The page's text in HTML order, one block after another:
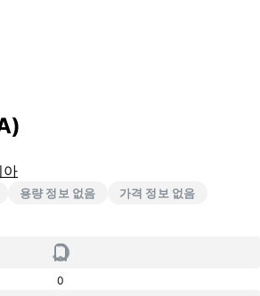
아
용량 정보 없음 가격 정보 없음
0